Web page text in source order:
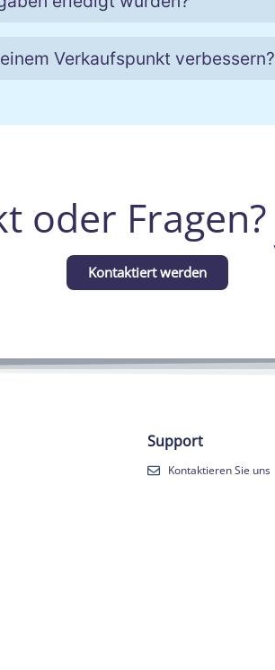
Verkaufspunkt verbessern?
oder Fragen?
Kontaktiert werden
Support
Kontaktieren Sie uns